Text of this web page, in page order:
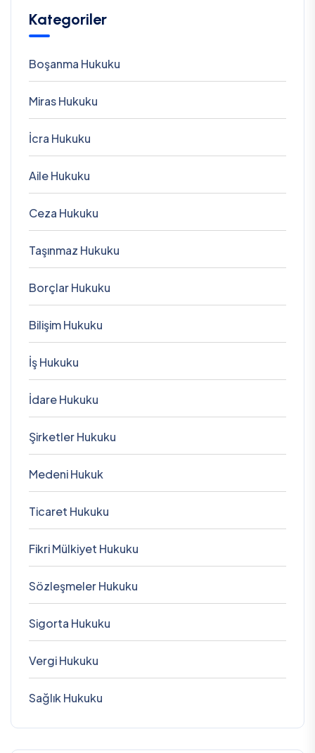
Kategoriler
Boşanma Hukuku
Miras Hukuku
İcra Hukuku
Aile Hukuku
Ceza Hukuku
Taşınmaz Hukuku
Borçlar Hukuku
Bilişim Hukuku
İş Hukuku
İdare Hukuku
Şirketler Hukuku
Medeni Hukuk
Ticaret Hukuku
Fikri Mülkiyet Hukuku
Sözleşmeler Hukuku
Sigorta Hukuku
Vergi Hukuku
Sağlık Hukuku